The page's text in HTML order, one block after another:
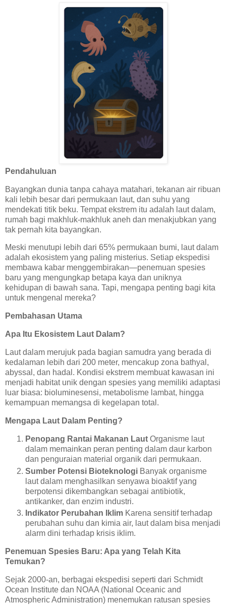
Pendahuluan
Bayangkan dunia tanpa cahaya matahari, tekanan air ribuan
kali lebih besar dari permukaan laut, dan suhu yang
mendekati titik beku. Tempat ekstrem itu adalah laut dalam,
rumah bagi makhluk-makhluk aneh dan menakjubkan yang
tak pernah kita bayangkan.
Meski menutupi lebih dari 65% permukaan bumi, laut dalam
adalah ekosistem yang paling misterius. Setiap ekspedisi
membawa kabar menggembirakan—penemuan spesies
baru yang mengungkap betapa kaya dan uniknya
kehidupan di bawah sana. Tapi, mengapa penting bagi kita
untuk mengenal mereka?
Pembahasan Utama
Apa Itu Ekosistem Laut Dalam?
Laut dalam merujuk pada bagian samudra yang berada di
kedalaman lebih dari 200 meter, mencakup zona bathyal,
abyssal, dan hadal. Kondisi ekstrem membuat kawasan ini
menjadi habitat unik dengan spesies yang memiliki adaptasi
luar biasa: bioluminesensi, metabolisme lambat, hingga
kemampuan memangsa di kegelapan total.
Mengapa Laut Dalam Penting?
Penopang Rantai Makanan Laut Organisme laut
dalam memainkan peran penting dalam daur karbon
dan penguraian material organik dari permukaan.
Sumber Potensi Bioteknologi Banyak organisme
laut dalam menghasilkan senyawa bioaktif yang
berpotensi dikembangkan sebagai antibiotik,
antikanker, dan enzim industri.
Indikator Perubahan Iklim Karena sensitif terhadap
perubahan suhu dan kimia air, laut dalam bisa menjadi
alarm dini terhadap krisis iklim.
Penemuan Spesies Baru: Apa yang Telah Kita
Temukan?
Sejak 2000-an, berbagai ekspedisi seperti dari Schmidt
Ocean Institute dan NOAA (National Oceanic and
Atmospheric Administration) menemukan ratusan spesies